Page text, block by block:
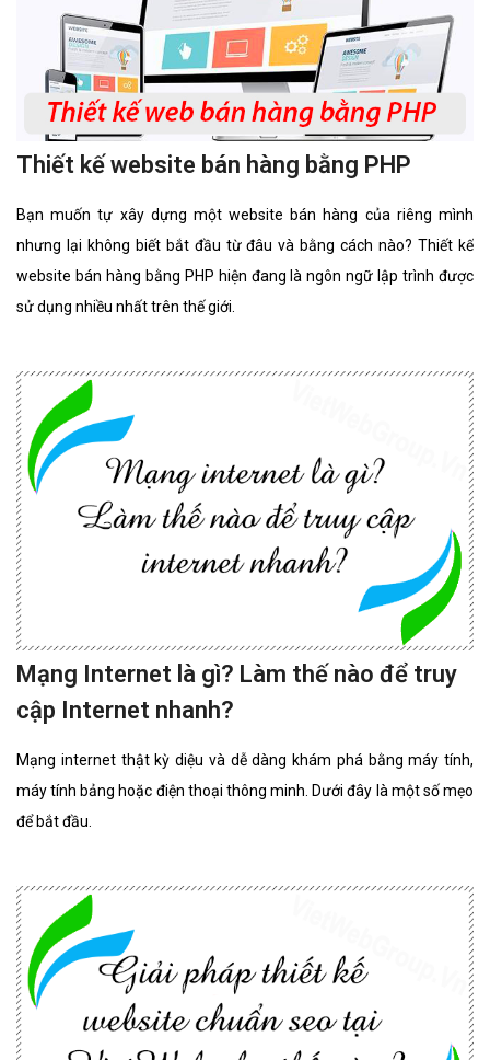
Thiết kế website bán hàng bằng PHP
Bạn muốn tự xây dựng một website bán hàng của riêng mình
nhưng lại không biết bắt đầu từ đâu và bằng cách nào? Thiết kế
website bán hàng bằng PHP hiện đang là ngôn ngữ lập trình được
sử dụng nhiều nhất trên thế giới.
Mạng Internet là gì? Làm thế nào để truy
cập Internet nhanh?
Mạng internet thật kỳ diệu và dễ dàng khám phá bằng máy tính,
máy tính bảng hoặc điện thoại thông minh. Dưới đây là một số mẹo
để bắt đầu.